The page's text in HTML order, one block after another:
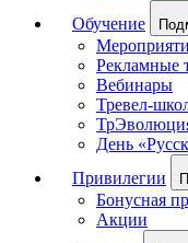
Обучение
Рекламные
Вебинары
Тревел-
День
Привилегии
Бонусная
Акции